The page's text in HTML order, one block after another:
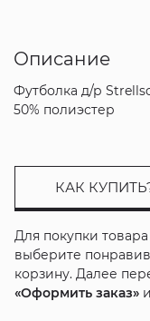
Описание
Футболка д/р
50% полиэстер
КАК
Для покупки
выберите
корзину. Далее
«Оформить заказ»